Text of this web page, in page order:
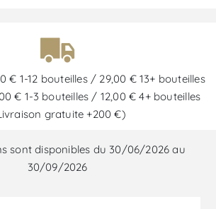
€ 1-12 bouteilles / 29,00 € 13+ bouteilles
€ 1-3 bouteilles / 12,00 € 4+ bouteilles
gratuite +200 €)
sont disponibles du 30/06/2026 au
30/09/2026